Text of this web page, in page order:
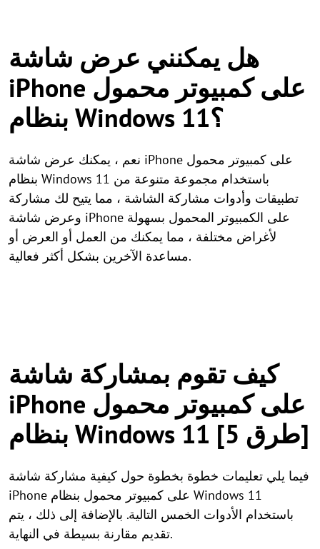
هل يمكنني عرض شاشة
iPhone على كمبيوتر محمول
بنظام Windows 11؟
نعم ، يمكنك عرض شاشة iPhone على كمبيوتر محمول
بنظام Windows 11 باستخدام مجموعة متنوعة من
تطبيقات وأدوات مشاركة الشاشة ، مما يتيح لك مشاركة
وعرض شاشة iPhone على الكمبيوتر المحمول بسهولة
لأغراض مختلفة ، مما يمكنك من العمل أو العرض أو
مساعدة الآخرين بشكل أكثر فعالية.
كيف تقوم بمشاركة شاشة
iPhone على كمبيوتر محمول
بنظام Windows 11 [5 طرق]
فيما يلي تعليمات خطوة بخطوة حول كيفية مشاركة شاشة
iPhone على كمبيوتر محمول بنظام Windows 11
باستخدام الأدوات الخمس التالية. بالإضافة إلى ذلك ، يتم
تقديم مقارنة بسيطة في النهاية.